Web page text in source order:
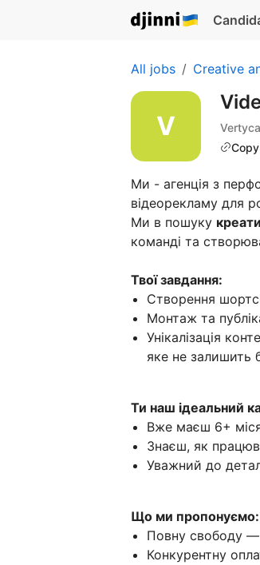
All jobs Creative
Ми - агенція з
відеорекламу для
Ми в пошуку
команді та
Твої завдання:
Створення
Монтаж та
Унікалізація
яке не залишить
Ти наш ідеальний
Вже маєш 6+
Знаєш, як
Уважний до
Що ми пропонуємо:
Повну свободу —
Конкурентну